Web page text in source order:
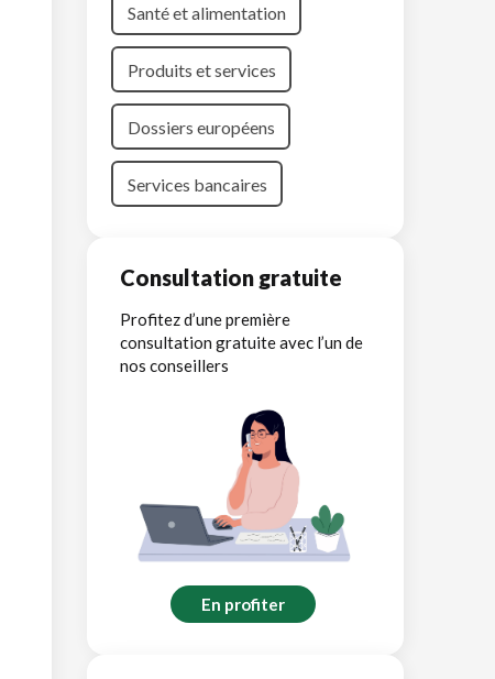
Santé et alimentation
Produits et services
Dossiers européens
Services bancaires
Consultation gratuite
Profitez d’une première
consultation gratuite avec l’un de
nos conseillers
En profiter